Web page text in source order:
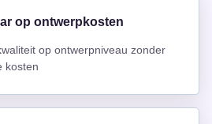
op ontwerpkosten
op ontwerpniveau zonder
kosten